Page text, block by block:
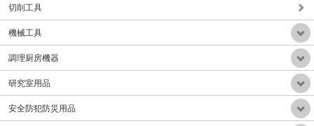
切削工具
機械工具
調理厨房機器
研究室用品
安全防犯防災用品